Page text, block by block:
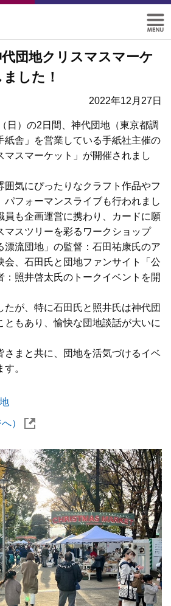
団地クリスマスマーケ
した！
2022年12月27日
日）の2日間、神代団地（東京都調
紙舎」を営業している手紙社主催の
マスマーケット」が開催されまし
囲気にぴったりなクラフト作品やフ
パフォーマンスライブも行われまし
員も企画運営に携わり、カードに願
マスツリーを彩るワークショップ
漂流団地」の監督：石田祐康氏のア
会、石田氏と団地ファンサイト「公
：照井啓太氏のトークイベントを開
たが、特に石田氏と照井氏は神代団
ともあり、愉快な団地談話が大いに
さまと共に、団地を活気づけるイベ
。
）